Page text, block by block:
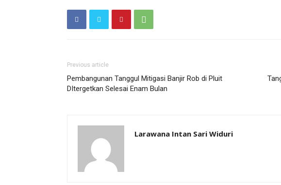
Previous article
Pembangunan Tanggul Mitigasi Banjir Rob di Pluit
DItergetkan Selesai Enam Bulan
Larawana Intan Sari Widuri